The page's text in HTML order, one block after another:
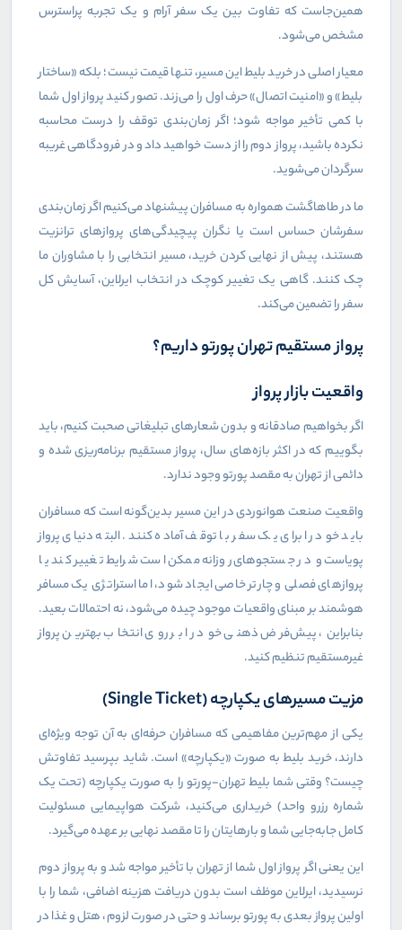
همین‌جاست که تفاوت بین یک سفر آرام و یک تجربه پر‌استرس
مشخص می‌شود.
معیار اصلی در خرید بلیط این مسیر، تنها قیمت نیست؛ بلکه «ساختار
بلیط» و «امنیت اتصال» حرف اول را می‌زند. تصور کنید پرواز اول شما
با کمی تأخیر مواجه شود؛ اگر زمان‌بندی توقف را درست محاسبه
نکرده باشید، پرواز دوم را از دست خواهید داد و در فرودگاهی غریبه
سرگردان می‌شوید.
ما در طاهاگشت همواره به مسافران پیشنهاد می‌کنیم اگر زمان‌بندی
سفرشان حساس است یا نگران پیچیدگی‌های پروازهای ترانزیت
هستند، پیش از نهایی کردن خرید، مسیر انتخابی را با مشاوران ما
چک کنند. گاهی یک تغییر کوچک در انتخاب ایرلاین، آسایش کل
سفر را تضمین می‌کند.
پرواز مستقیم تهران پورتو داریم؟
واقعیت بازار پرواز
اگر بخواهیم صادقانه و بدون شعارهای تبلیغاتی صحبت کنیم، باید
بگوییم که در اکثر بازه‌های سال، پرواز مستقیم برنامه‌ریزی شده و
دائمی از تهران به مقصد پورتو وجود ندارد.
واقعیت صنعت هوانوردی در این مسیر بدین‌گونه است که مسافران
باید خود را برای یک سفر با توقف آماده کنند. البته دنیای پرواز
پویاست و در جستجوهای روزانه ممکن است شرایط تغییر کند یا
پروازهای فصلی و چارتر خاصی ایجاد شود، اما استراتژی یک مسافر
هوشمند بر مبنای واقعیات موجود چیده می‌شود، نه احتمالات بعید.
بنابراین، پیش‌فرض ذهنی خود را بر روی انتخاب بهترین پرواز
غیرمستقیم تنظیم کنید.
مزیت مسیرهای یکپارچه (Single Ticket
)
یکی از مهم‌ترین مفاهیمی که مسافران حرفه‌ای به آن توجه ویژه‌ای
دارند، خرید بلیط به صورت «یکپارچه» است. شاید بپرسید تفاوتش
چیست؟ وقتی شما بلیط تهران-پورتو را به صورت یکپارچه (تحت یک
شماره رزرو واحد) خریداری می‌کنید، شرکت هواپیمایی مسئولیت
کامل جابه‌جایی شما و بارهایتان را تا مقصد نهایی بر عهده می‌گیرد.
این یعنی اگر پرواز اول شما از تهران با تأخیر مواجه شد و به پرواز دوم
نرسیدید، ایرلاین موظف است بدون دریافت هزینه اضافی، شما را با
اولین پرواز بعدی به پورتو برساند و حتی در صورت لزوم، هتل و غذا در